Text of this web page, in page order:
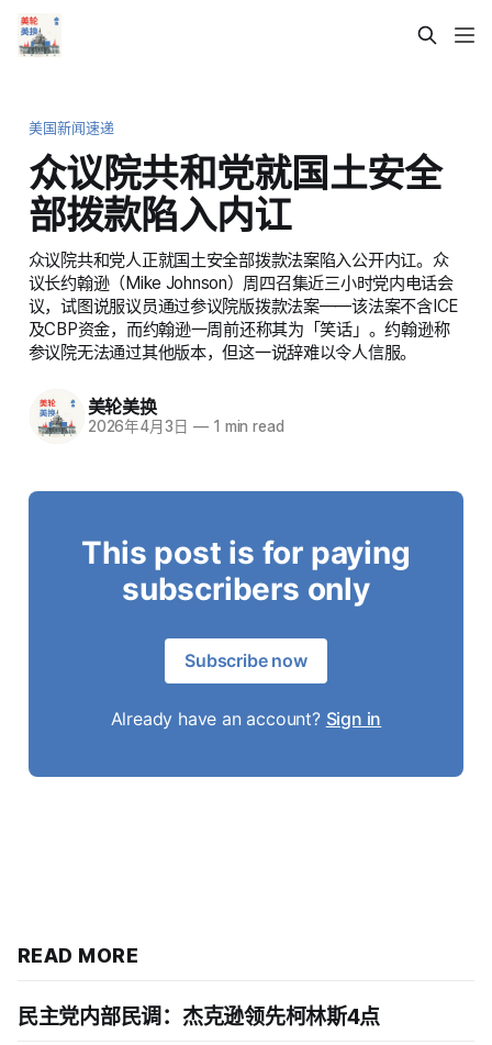
美国新闻速递
众议院共和党就国土安全
部拨款陷入内讧
众议院共和党人正就国土安全部拨款法案陷入公开内讧。众
议长约翰逊（Mike Johnson）周四召集近三小时党内电话会
议，试图说服议员通过参议院版拨款法案——该法案不含ICE
及CBP资金，而约翰逊一周前还称其为「笑话」。约翰逊称
参议院无法通过其他版本，但这一说辞难以令人信服。
美轮美换
2026年4月3日 —1 min read
This post is for paying
subscribers only
Subscribe now
Already have an account? Sign in
READ MORE
民主党内部民调：杰克逊领先柯林斯4点